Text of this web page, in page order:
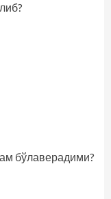
бўлаверадими?